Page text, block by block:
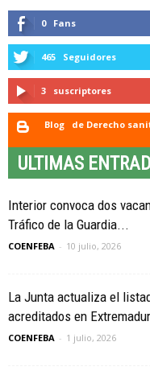
0 Fans
465 Seguidores
3 suscriptores
Blog de Derecho
ULTIMAS
Interior convoca dos
Tráfico de la Guardia...
COENFEBA - 10 julio, 2026
La Junta actualiza el
acreditados en
COENFEBA - 1 julio, 2026